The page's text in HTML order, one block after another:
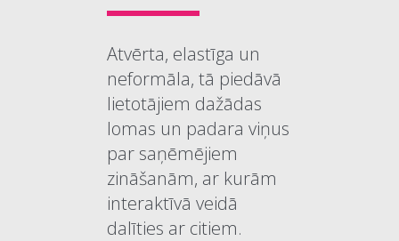
Atvērta, elastīga un
neformāla, tā piedāvā
lietotājiem dažādas
lomas un padara viņus
par saņēmējiem
zināšanām, ar kurām
interaktīvā veidā
dalīties ar citiem.